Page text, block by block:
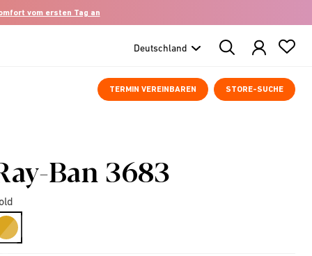
vom ersten Tag an
Search
Products
TERMIN VEREINBAREN STORE-SUCHE
Ban 3683
selected